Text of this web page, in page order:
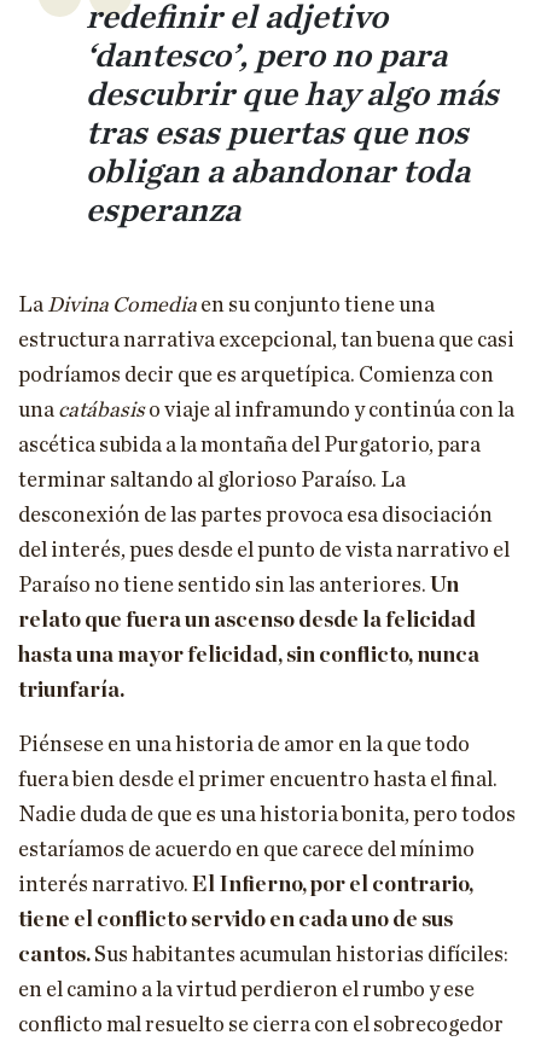
redefinir el adjetivo
‘dantesco’, pero no para
descubrir que hay algo más
tras esas puertas que nos
obligan a abandonar toda
esperanza
LaDivina Comedia en su conjunto tiene una
estructura narrativa excepcional, tan buena que casi
podríamos decir que es arquetípica. Comienza con
una catábasiso viaje al inframundo y continúa con la
ascética subida a la montaña del Purgatorio, para
terminar saltando al glorioso Paraíso. La
desconexión de las partes provoca esa disociación
del interés, pues desde el punto de vista narrativo el
Paraíso no tiene sentido sin las anteriores. Un
relato que fuera un ascenso desde la felicidad
hasta una mayor felicidad, sin conflicto, nunca
triunfaría.
Piénsese en una historia de amor en la que todo
fuera bien desde el primer encuentro hasta el final.
Nadie duda de que es una historia bonita, pero todos
estaríamos de acuerdo en que carece del mínimo
interés narrativo. El Infierno, por el contrario,
tiene el conflicto servido en cada uno de sus
cantos. Sus habitantes acumulan historias difíciles:
en el camino a la virtud perdieron el rumbo y ese
conflicto mal resuelto se cierra con el sobrecogedor